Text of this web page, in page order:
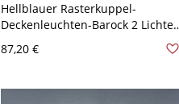
Hellblauer Rasterkuppel-
Deckenleuchten-Barock 2 Lichter
87,20 €